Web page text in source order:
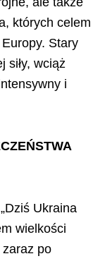
których celem
Stary
siły, wciąż
i
Ukraina
wielkości
po